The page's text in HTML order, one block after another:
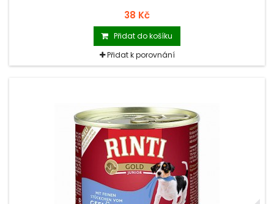
38 Kč
Přidat do košíku
Přidat k porovnání